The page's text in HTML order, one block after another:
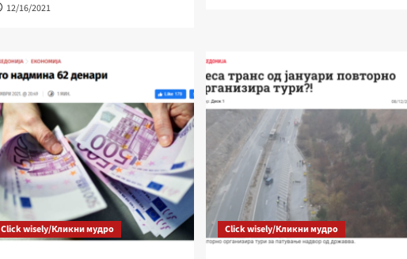
12/16/2021
Click wisely/Кликни мудро Click wisely/Кликни мудро